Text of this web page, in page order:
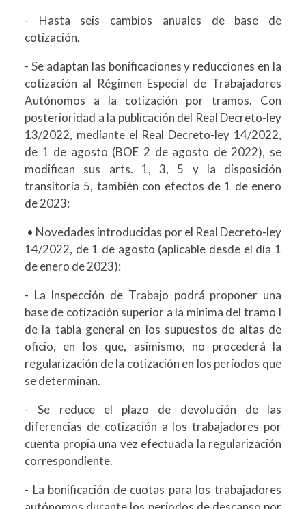
- Hasta seis cambios anuales de base de
cotización.
- Se adaptan las bonificaciones y reducciones en la
cotización al Régimen Especial de Trabajadores
Autónomos a la cotización por tramos. Con
posterioridad a la publicación del Real Decreto-ley
13/2022, mediante el Real Decreto-ley 14/2022,
de 1 de agosto (BOE 2 de agosto de 2022), se
modifican sus arts. 1, 3, 5 y la disposición
transitoria 5, también con efectos de 1 de enero
de 2023:
• Novedades introducidas por el Real Decreto-ley
14/2022, de 1 de agosto (aplicable desde el día 1
de enero de 2023):
- La Inspección de Trabajo podrá proponer una
base de cotización superior a la mínima del tramo I
de la tabla general en los supuestos de altas de
oficio, en los que, asimismo, no procederá la
regularización de la cotización en los períodos que
se determinan.
- Se reduce el plazo de devolución de las
diferencias de cotización a los trabajadores por
cuenta propia una vez efectuada la regularización
correspondiente.
- La bonificación de cuotas para los trabajadores